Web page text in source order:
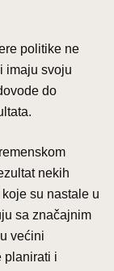
politike ne
imaju svoju
do
nekih
su nastale u
sa značajnim
većini
planirati i